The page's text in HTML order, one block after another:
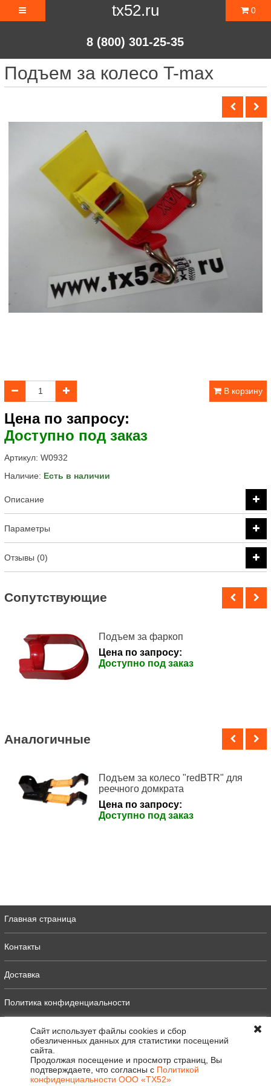
tx52.ru
8 (800) 301-25-35
0
Подъем за колесо T-max
В корзину
Цена по запросу:
Доступно под заказ
Артикул: W0932
Наличие: Есть в наличии
Описание
Параметры
Отзывы (0)
Cопутствующие
Подъем за фаркоп
Цена по запросу:
Доступно под заказ
Аналогичные
Подъем за колесо "redBTR" для
реечного домкрата
Цена по запросу:
Доступно под заказ
Главная страница
Контакты
Доставка
Политика конфиденциальности
Оферта
Полная версия
0
Сайт использует файлы cookies и сбор
обезличенных данных для статистики посещений
сайта.
Продолжая посещение и просмотр страниц, Вы
подтверждаете, что согласны с Политикой
конфиденциальности ООО «ТХ52»